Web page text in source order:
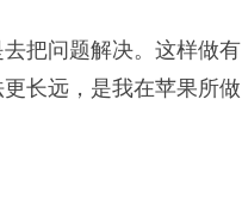
把问题解决。这样做有
长远，是我在苹果所做